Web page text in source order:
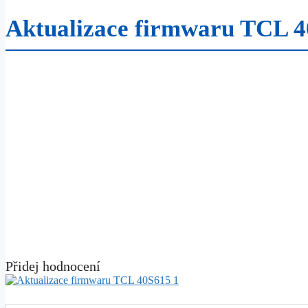
Aktualizace firmwaru TCL
Přidej hodnocení